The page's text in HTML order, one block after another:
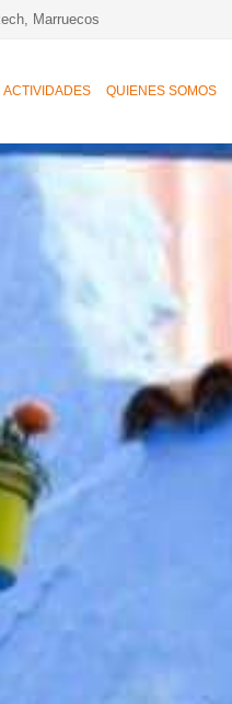
Marruecos
ACTIVIDADES QUIENES SOMOS